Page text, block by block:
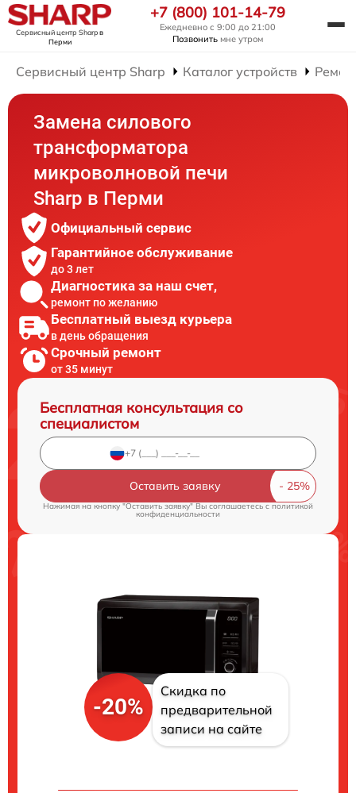
Сервисный центр Sharpв
Перми
+7 (800) 101-14-79
Ежедневно с 9:00 до 21:00
Позвонить мне утром
Сервисный центр Sharp Каталог устройств
Замена силового
трансформатора
микроволновой печи
Sharp в Перми
Официальный сервис
Гарантийное обслуживание
до 3 лет
Диагностика за наш счет,
ремонт по желанию
Бесплатный выезд курьера
в день обращения
Срочный ремонт
от 35 минут
Бесплатная консультация со
специалистом
Оставить заявку
Нажимая на кнопку "Оставить заявку" Вы соглашаетесь cполитикой
конфиденциальности
-20%
Скидка по
предварительной
записи на сайте